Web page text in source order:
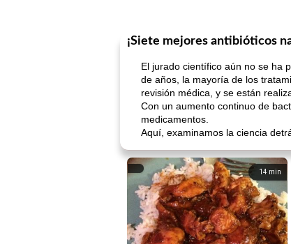
¡Siete mejores antibióticos
El jurado científico aún no se ha
de años, la mayoría de los
revisión médica, y se están
Con un aumento continuo de
medicamentos.
Aquí, examinamos la ciencia
14 min